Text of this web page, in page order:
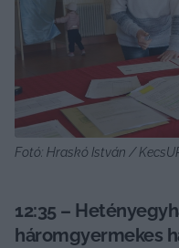
Fotó: Hraskó István /
12:35 –
háromgyermekes